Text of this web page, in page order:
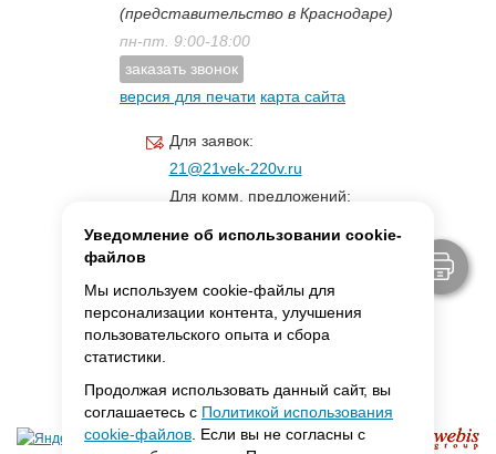
(представительство в Краснодаре)
пн-пт. 9:00-18:00
заказать звонок
версия для печати карта сайта
Для заявок:
21@21vek-220v.ru
Для комм. предложений:
Уведомление об использовании cookie-
файлов
Мы используем cookie-файлы для
персонализации контента, улучшения
пользовательского опыта и сбора
статистики.
Продолжая использовать данный сайт, вы
соглашаетесь с Политикой использования
cookie-файлов . Если вы не согласны с